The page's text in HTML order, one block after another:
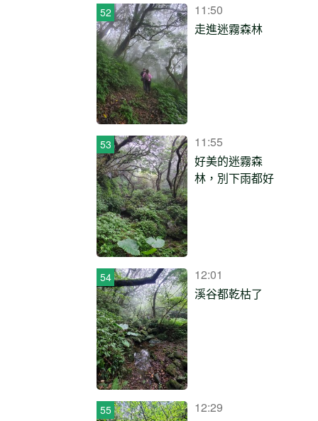
11:50
走進迷霧森林
11:55
好美的迷霧森
林，別下雨都好
12:01
溪谷都乾枯了
12:29